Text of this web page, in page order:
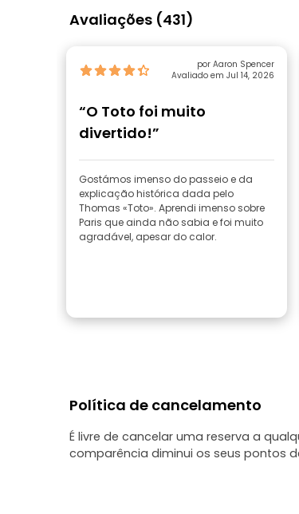
Avaliações (431)
por Aaron Spencer
Avaliado em Jul 14, 2026
“O Toto foi muito
divertido!”
Gostámos imenso do passeio e da
explicação histórica dada pelo
Thomas «Toto». Aprendi imenso sobre
Paris que ainda não sabia e foi muito
agradável, apesar do calor.
Política de cancelamento
É livre de cancelar uma reserva a
comparência diminui os seus pontos